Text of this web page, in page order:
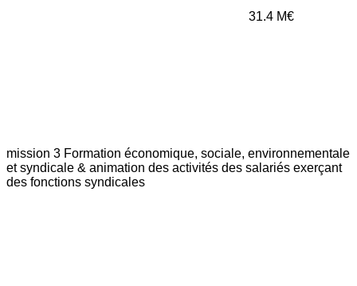
31.4 M€
mission 3 Formation économique, sociale, environnementale
et syndicale & animation des activités des salariés exerçant
des fonctions syndicales